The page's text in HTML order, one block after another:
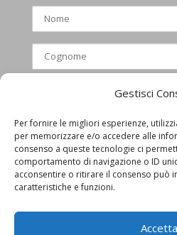
Gestisci
Per fornire le migliori esperienze,
per memorizzare e/o accedere alle
consenso a queste tecnologie ci
comportamento di navigazione o ID
acconsentire o ritirare il consenso può
caratteristiche e funzioni.
Accetta
Ho letto e accettato
privacy